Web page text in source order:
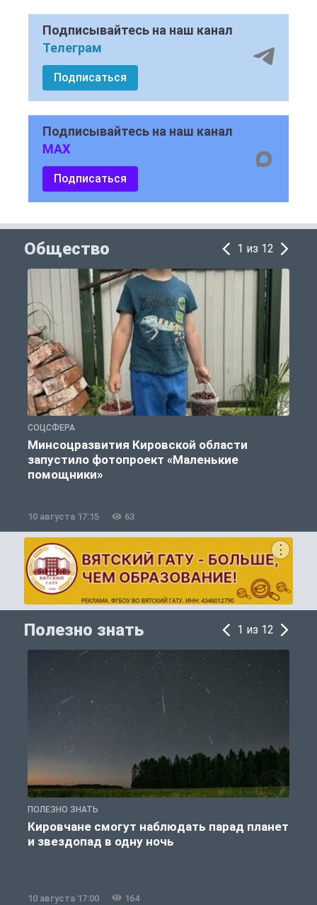
Подписывайтесь на наш канал
Телеграм
Подписаться
Подписывайтесь на наш канал
MAX
Подписаться
Общество 1 из 12
СОЦСФЕРА
Минсоцразвития Кировской области
запустило фотопроект «Маленькие
помощники»
10 августа 17:15 63
Полезно знать 1 из 12
ПОЛЕЗНО ЗНАТЬ
Кировчане смогут наблюдать парад планет
и звездопад в одну ночь
10 августа 17:00 164